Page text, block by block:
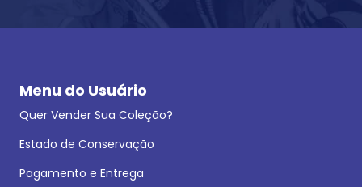
Menu do Usuário
Quer Vender Sua Coleção?
Estado de Conservação
Pagamento e Entrega